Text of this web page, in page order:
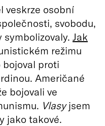
veskrze osobní
svobodu,
symbolizovaly. Jak
režimu
bojoval proti
Američané
bojovali ve
Vlasyjsem
jako takové.